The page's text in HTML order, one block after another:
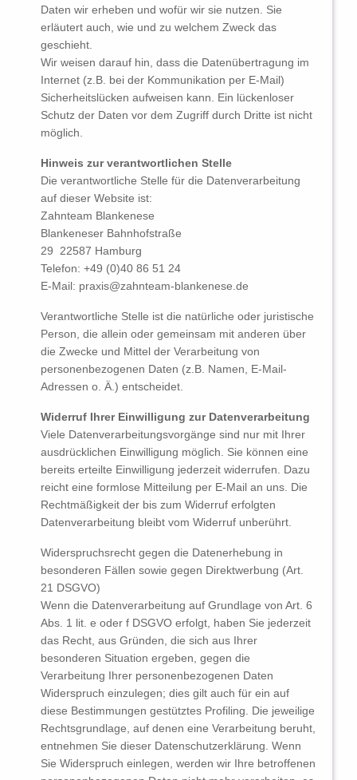
Daten wir erheben und wofür wir sie nutzen. Sie
erläutert auch, wie und zu welchem Zweck das
geschieht.
Wir weisen darauf hin, dass die Datenübertragung im
Internet (z.B. bei der Kommunikation per E-Mail)
Sicherheitslücken aufweisen kann. Ein lückenloser
Schutz der Daten vor dem Zugriff durch Dritte ist nicht
möglich.
Hinweis zur verantwortlichen Stelle
Die verantwortliche Stelle für die Datenverarbeitung
auf dieser Website ist:
Zahnteam Blankenese
Blankeneser Bahnhofstraße
29 22587 Hamburg
Telefon: +49 (0)40 86 51 24
E-Mail: praxis@zahnteam-blankenese.de
Verantwortliche Stelle ist die natürliche oder juristische
Person, die allein oder gemeinsam mit anderen über
die Zwecke und Mittel der Verarbeitung von
personenbezogenen Daten (z.B. Namen, E-Mail-
Adressen o. Ä.) entscheidet.
Widerruf Ihrer Einwilligung zur Datenverarbeitung
Viele Datenverarbeitungsvorgänge sind nur mit Ihrer
ausdrücklichen Einwilligung möglich. Sie können eine
bereits erteilte Einwilligung jederzeit widerrufen. Dazu
reicht eine formlose Mitteilung per E-Mail an uns. Die
Rechtmäßigkeit der bis zum Widerruf erfolgten
Datenverarbeitung bleibt vom Widerruf unberührt.
Widerspruchsrecht gegen die Datenerhebung in
besonderen Fällen sowie gegen Direktwerbung (Art.
21 DSGVO)
Wenn die Datenverarbeitung auf Grundlage von Art. 6
Abs. 1 lit. e oder f DSGVO erfolgt, haben Sie jederzeit
das Recht, aus Gründen, die sich aus Ihrer
besonderen Situation ergeben, gegen die
Verarbeitung Ihrer personenbezogenen Daten
Widerspruch einzulegen; dies gilt auch für ein auf
diese Bestimmungen gestütztes Profiling. Die jeweilige
Rechtsgrundlage, auf denen eine Verarbeitung beruht,
entnehmen Sie dieser Datenschutzerklärung. Wenn
Sie Widerspruch einlegen, werden wir Ihre betroffenen